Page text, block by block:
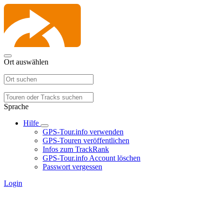
Ort auswählen
Sprache
Hilfe
GPS-Tour.info verwenden
GPS-Touren veröffentlichen
Infos zum TrackRank
GPS-Tour.info Account löschen
Passwort vergessen
Login